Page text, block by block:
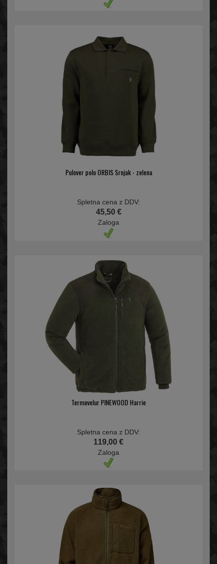
Pulover polo ORBIS Srnjak - zelena
Spletna cena z DDV:
45,50 €
Zaloga
Termovelur PINEWOOD Harrie
Spletna cena z DDV:
119,00 €
Zaloga